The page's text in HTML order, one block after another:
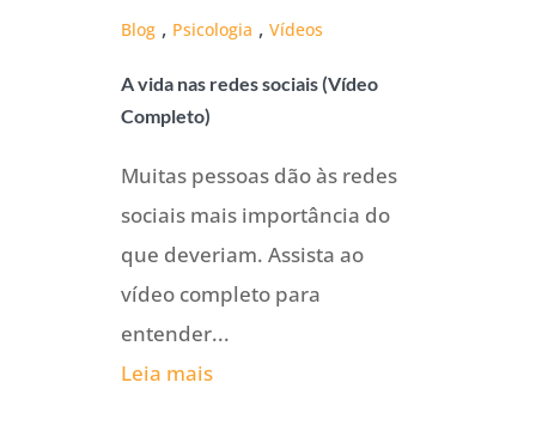
Blog , Psicologia , Vídeos
A vida nas redes sociais (Vídeo
Completo)
Muitas pessoas dão às redes
sociais mais importância do
que deveriam. Assista ao
vídeo completo para
entender...
Leia mais